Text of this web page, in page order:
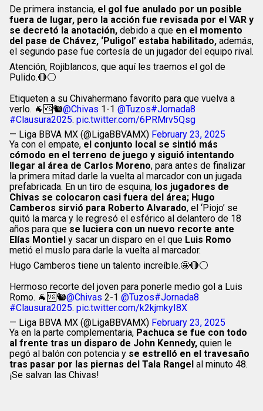
De primera instancia, el gol fue anulado por un posible
fuera de lugar, pero la acción fue revisada por el VAR y
se decretó la anotación, debido a que en el momento
del pase de Chávez, ‘Puligol’ estaba habilitado, además,
el segundo pase fue cortesía de un jugador del equipo rival.
Atención, Rojiblancos, que aquí les traemos el gol de
Pulido.🔴⚪
Etiqueten a su Chivahermano favorito para que vuelva a
verlo. 🐐🆚🐿️@Chivas 1-1 @Tuzos#Jornada8
#Clausura2025. pic.twitter.com/6PRMrv5Qsg
— Liga BBVA MX (@LigaBBVAMX) February 23, 2025
Ya con el empate, el conjunto local se sintió más
cómodo en el terreno de juego y siguió intentando
llegar al área de Carlos Moreno, para antes de finalizar
la primera mitad darle la vuelta al marcador con un jugada
prefabricada. En un tiro de esquina, los jugadores de
Chivas se colocaron casi fuera del área; Hugo
Camberos sirvió para Roberto Alvarado, el ‘Piojo’ se
quitó la marca y le regresó el esférico al delantero de 18
años para que se luciera con un nuevo recorte ante
Elías Montiel y sacar un disparo en el que Luis Romo
metió el muslo para darle la vuelta al marcador.
Hugo Camberos tiene un talento increíble.🤩🔴⚪
Hermoso recorte del joven para ponerle medio gol a Luis
Romo. 🐐🆚🐿️@Chivas 2-1 @Tuzos#Jornada8
#Clausura2025. pic.twitter.com/k2kjmkyI8X
— Liga BBVA MX (@LigaBBVAMX) February 23, 2025
Ya en la parte complementaria, Pachuca se fue con todo
al frente tras un disparo de John Kennedy, quien le
pegó al balón con potencia y se estrelló en el travesaño
tras pasar por las piernas del Tala Rangel al minuto 48.
¡Se salvan las Chivas!